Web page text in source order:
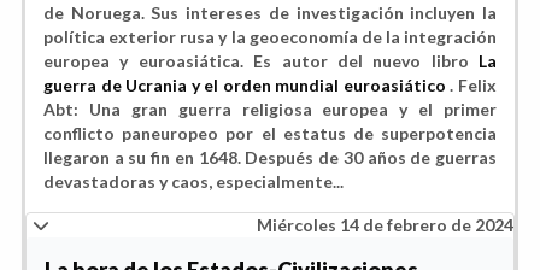
de Noruega. Sus intereses de investigación incluyen la
política exterior rusa y la geoeconomía de la integración
europea y euroasiática. Es autor del nuevo libro La
guerra de Ucrania y el orden mundial euroasiático . Felix
Abt: Una gran guerra religiosa europea y el primer
conflicto paneuropeo por el estatus de superpotencia
llegaron a su fin en 1648. Después de 30 años de guerras
devastadoras y caos, especialmente...
Miércoles 14 de febrero de 2024